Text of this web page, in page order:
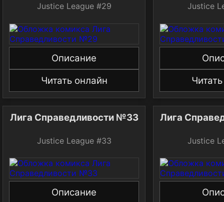
Justice League #29
Описание
Читать онлайн
Justice
Лига Справедливости №33
Justice League #33
Описание
Лига
Justice